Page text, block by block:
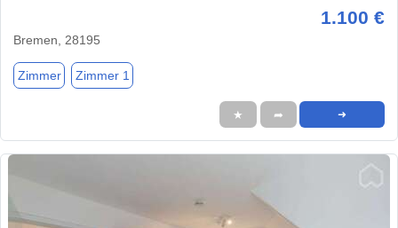
1.100 €
Bremen, 28195
Zimmer Zimmer 1
★ ➦ ➜